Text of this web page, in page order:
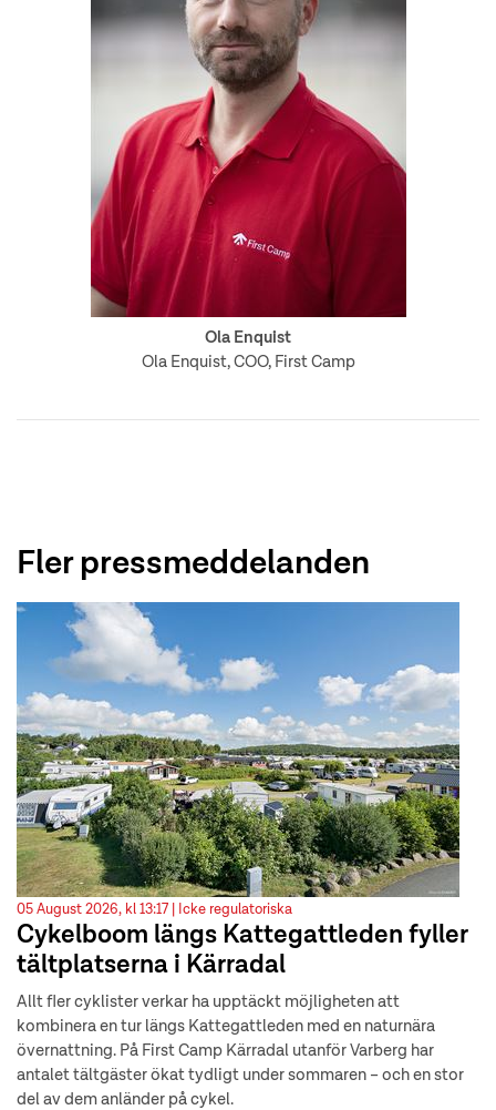
Ola Enquist
Ola Enquist, COO, First Camp
Fler pressmeddelanden
05 August 2026, kl 13:17 | Icke regulatoriska
Cykelboom längs Kattegattleden fyller
tältplatserna i Kärradal
Allt fler cyklister verkar ha upptäckt möjligheten att
kombinera en tur längs Kattegattleden med en naturnära
övernattning. På First Camp Kärradal utanför Varberg har
antalet tältgäster ökat tydligt under sommaren – och en stor
del av dem anländer på cykel.